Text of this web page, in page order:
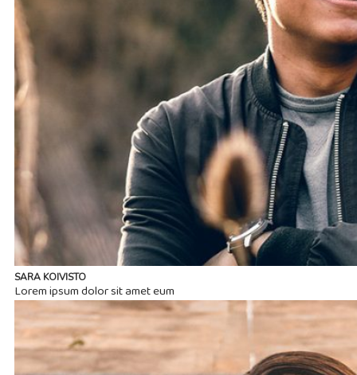
SARA KOIVISTO
Lorem ipsum dolor sit amet eum